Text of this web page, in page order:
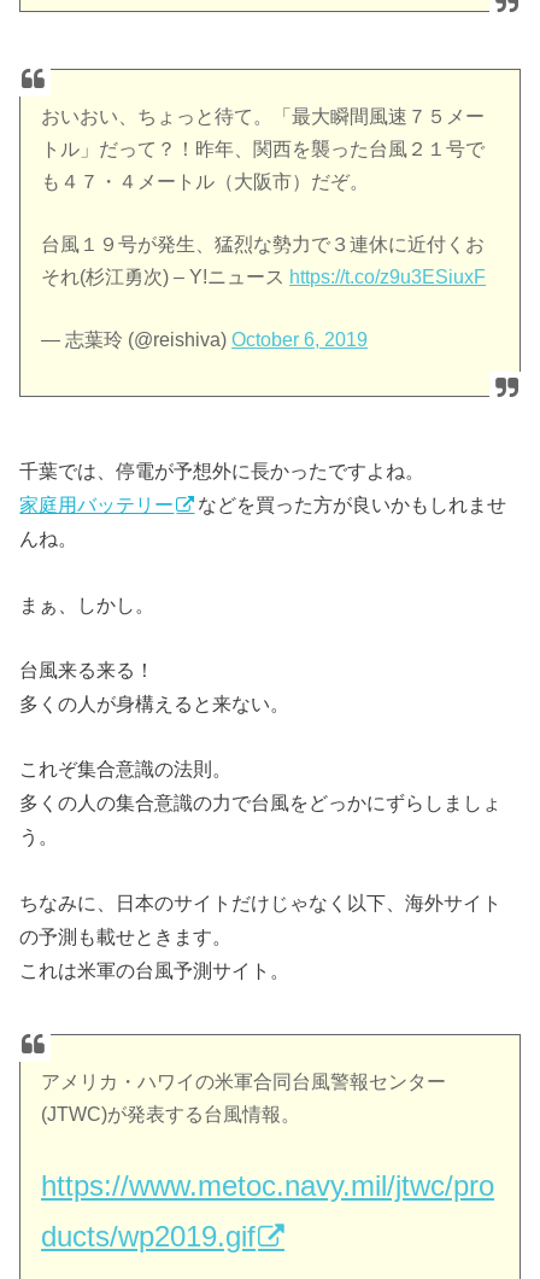
おいおい、ちょっと待て。「最大瞬間風速７５メー
トル」だって？！昨年、関西を襲った台風２１号で
も４７・４メートル（大阪市）だぞ。
台風１９号が発生、猛烈な勢力で３連休に近付くお
それ(杉江勇次) – Y!ニュース https://t.co/z9u3ESiuxF
— 志葉玲 (@reishiva)October 6, 2019
千葉では、停電が予想外に長かったですよね。
家庭用バッテリー
などを買った方が良いかもしれませ
んね。
まぁ、しかし。
台風来る来る！
多くの人が身構えると来ない。
これぞ集合意識の法則。
多くの人の集合意識の力で台風をどっかにずらしましょ
う。
ちなみに、日本のサイトだけじゃなく以下、海外サイト
の予測も載せときます。
これは米軍の台風予測サイト。
アメリカ・ハワイの米軍合同台風警報センター
(JTWC)が発表する台風情報。
https://www.metoc.navy.mil/jtwc/pro
ducts/wp2019.gif